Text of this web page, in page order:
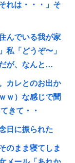
れは・・・」そ
んでいる我が家
私「どうぞ〜」
が、なんと…
カレとのお出か
ｗ）な感じで聞
きて・・
日に振られた
のまま寝てしま